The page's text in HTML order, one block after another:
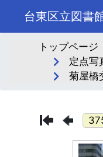
台東区立図書
トップページ
定点写
菊屋橋